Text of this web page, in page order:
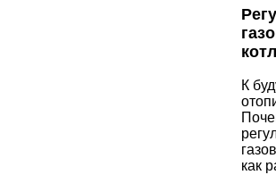
К
как